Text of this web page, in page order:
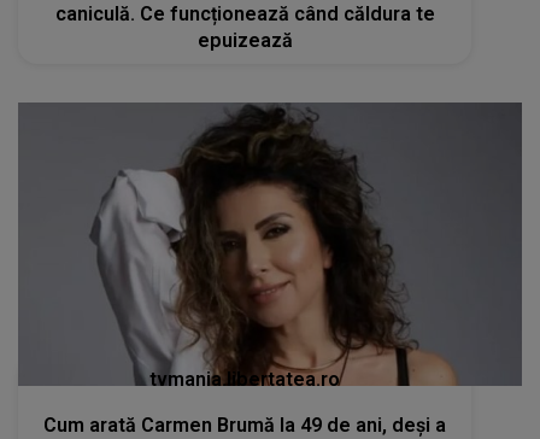
caniculă. Ce funcționează când căldura te
epuizează
tvmania.libertatea.ro
Cum arată Carmen Brumă la 49 de ani, deși a